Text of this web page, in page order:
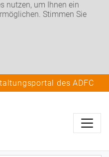
nutzen, um Ihnen ein
Stimmen Sie
des ADFC